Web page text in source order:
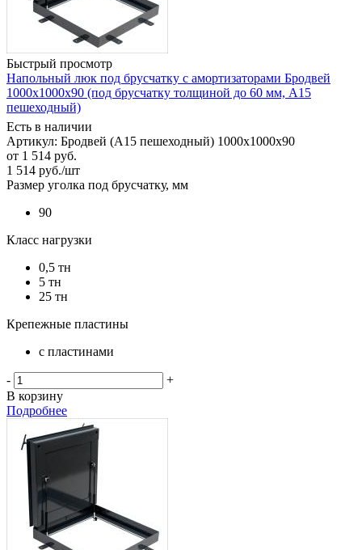
Быстрый просмотр
Напольный люк под брусчатку с амортизаторами Бродвей
1000х1000х90 (под брусчатку толщиной до 60 мм, А15
пешеходный)
Есть в наличии
Артикул: Бродвей (А15 пешеходный) 1000х1000х90
от 1 514 руб.
1 514 руб./шт
Размер уголка под брусчатку, мм
90
Класс нагрузки
0,5 тн
5 тн
25 тн
Крепежные пластины
с пластинами
-
+
В корзину
Подробнее